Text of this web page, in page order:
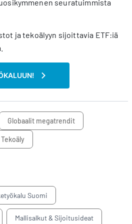
seuratuimmista
ja tekoälyyn sijoittavia ETF:iä
Globaalit megatrendit
Tekoäly
Suomi
Mallisalkut & Sijoitusideat